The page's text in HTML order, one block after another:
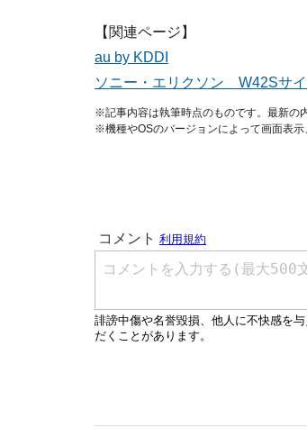
【関連ページ】
au by KDDI
ソニー・エリクソン W42Sサイ
※記事内容は執筆時点のものです。最新の
※機種やOSのバージョンによって画面表示